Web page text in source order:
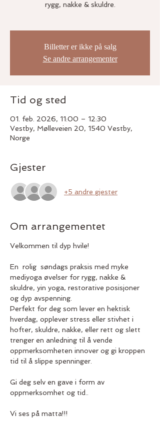
rygg, nakke & skuldre.
Billetter er ikke på salg
Se andre arrangementer
Tid og sted
01. feb. 2026, 11:00 – 12:30
Vestby, Mølleveien 20, 1540 Vestby,
Norge
Gjester
+5 andre gjester
Om arrangementet
Velkommen til dyp hvile!
En  rolig  søndags praksis med myke
mediyoga øvelser for rygg, nakke &
skuldre, yin yoga, restorative posisjoner
og dyp avspenning.
Perfekt for deg som lever en hektisk
hverdag, opplever stress eller stivhet i
hofter, skuldre, nakke, eller rett og slett
trenger en anledning til å vende
oppmerksomheten innover og gi kroppen
tid til å slippe spenninger.
Gi deg selv en gave i form av
oppmerksomhet og tid..
Vi ses på matta!!!